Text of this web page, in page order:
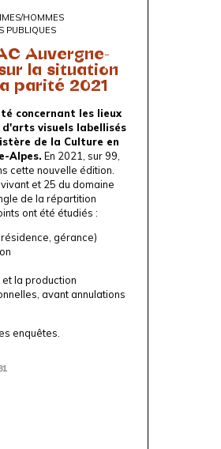
HOMMES
PUBLIQUES
Auvergne-
la situation
parité 2021
concernant les lieux
visuels labellisés
de la Culture en
Alpes. En 2021, sur 99,
cette nouvelle édition.
et 25 du domaine
de la répartition
ont été étudiés :
gérance)
la production
avant annulations
enquêtes.